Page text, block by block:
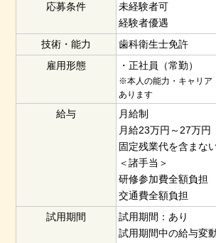
応募条件
未経験者可
経験者優遇
技術・能力
歯科衛生士免許
雇用形態
・正社員（常勤）
※本人の能力・キャリア
あります
給与
月給制
月給23万円～27万円
固定残業代を含まな
＜諸手当＞
研修参加費全額負担
交通費全額負担
試用期間
試用期間：あり
試用期間中の給与変